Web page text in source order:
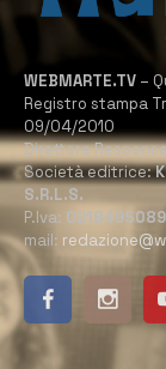
WEBMARTE.TV –
Registro stampa
09/04/2010
Direttore
Società editrice:
S.R.L.S.
P.Iva:
mail: